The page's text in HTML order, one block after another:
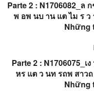
Parte 2 : N1706082_ล
พ อพ นบ าน แต ไม ร ว
Những
Parte 2 : N1706075_เ
หร แต ว นท รถพ สาว
Những